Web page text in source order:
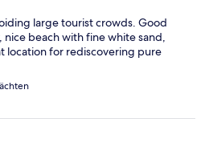
large tourist crowds. Good
nice beach with fine white sand,
location for rediscovering pure